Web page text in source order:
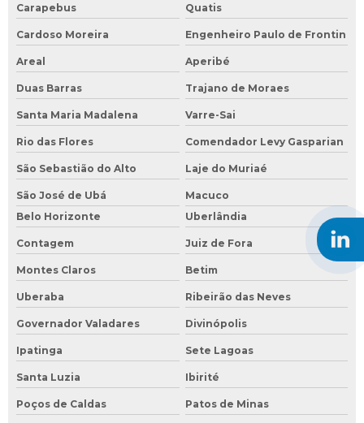
Carapebus Quatis
Cardoso Moreira Engenheiro Paulo de Frontin
Areal Aperibé
Duas Barras Trajano de Moraes
Santa Maria Madalena Varre-Sai
Rio das Flores Comendador Levy Gasparian
São Sebastião do Alto Laje do Muriaé
São José de Ubá
Macuco
Belo Horizonte
Uberlândia
Contagem Juiz de Fora
Montes Claros Betim
Uberaba Ribeirão das Neves
Governador Valadares Divinópolis
Ipatinga Sete Lagoas
Santa Luzia Ibirité
Poços de Caldas Patos de Minas